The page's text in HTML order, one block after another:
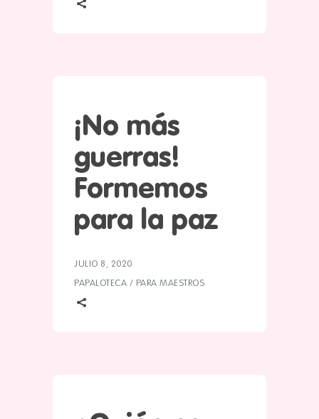
¡No más
guerras!
Formemos
para la paz
JULIO 8, 2020
PAPALOTECA / PARA MAESTROS